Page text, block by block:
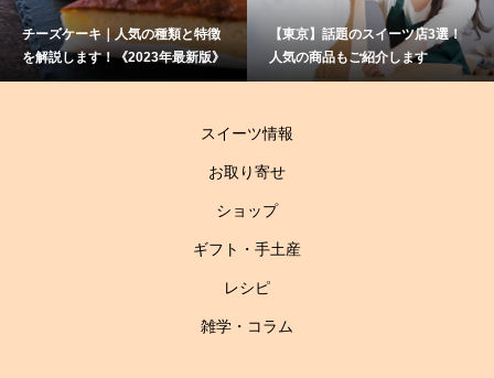
人気の種類と特徴
《2023年最新版》
【東京】話題のスイーツ店3選！
人気の商品もご紹介します
赤ワインと相
て？大人のス
伝授！
スイーツ情報
お取り寄せ
ショップ
ギフト・手土産
レシピ
雑学・コラム